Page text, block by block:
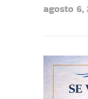
agosto 6,